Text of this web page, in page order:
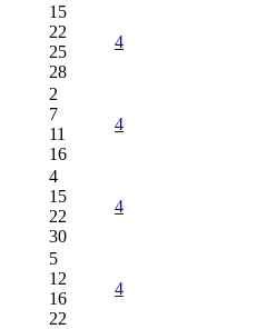
15
22
25
28
4
2
7
11
16
4
4
15
22
30
4
5
12
16
22
4